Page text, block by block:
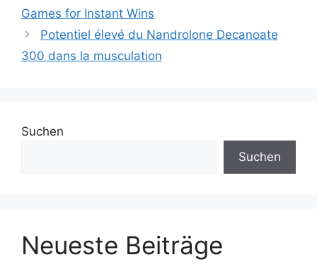
Games for Instant Wins
Potentiel élevé du Nandrolone Decanoate
300 dans la musculation
Suchen
Suchen
Neueste Beiträge